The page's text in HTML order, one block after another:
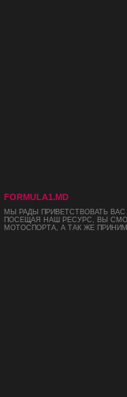
FORMULA1.MD
МЫ РАДЫ ПРИВЕТСТВОВАТЬ
ПОСЕЩАЯ НАШ РЕСУРС, ВЫ
МОТОСПОРТА, А ТАК ЖЕ